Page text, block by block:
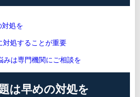
対処を
対処することが重要
みは専門機関にご相談を
は早めの対処を